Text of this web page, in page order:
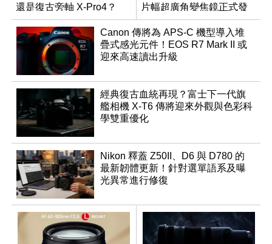
還是復古旁軸 X-Pro4？
片幅超廣角變焦鏡正式發
表
Canon 傳將為 APS-C 機型導入堆
疊式感光元件！EOS R7 Mark II 或
迎來高速讀出升級
經典復古血統再現？富士下一代旗
艦相機 X-T6 傳將迎來外觀與色彩科
學雙重優化
Nikon 釋蓋 Z50II、D6 與 D780 的
最新韌體更新！針對選單語系及曝
光異常進行修復